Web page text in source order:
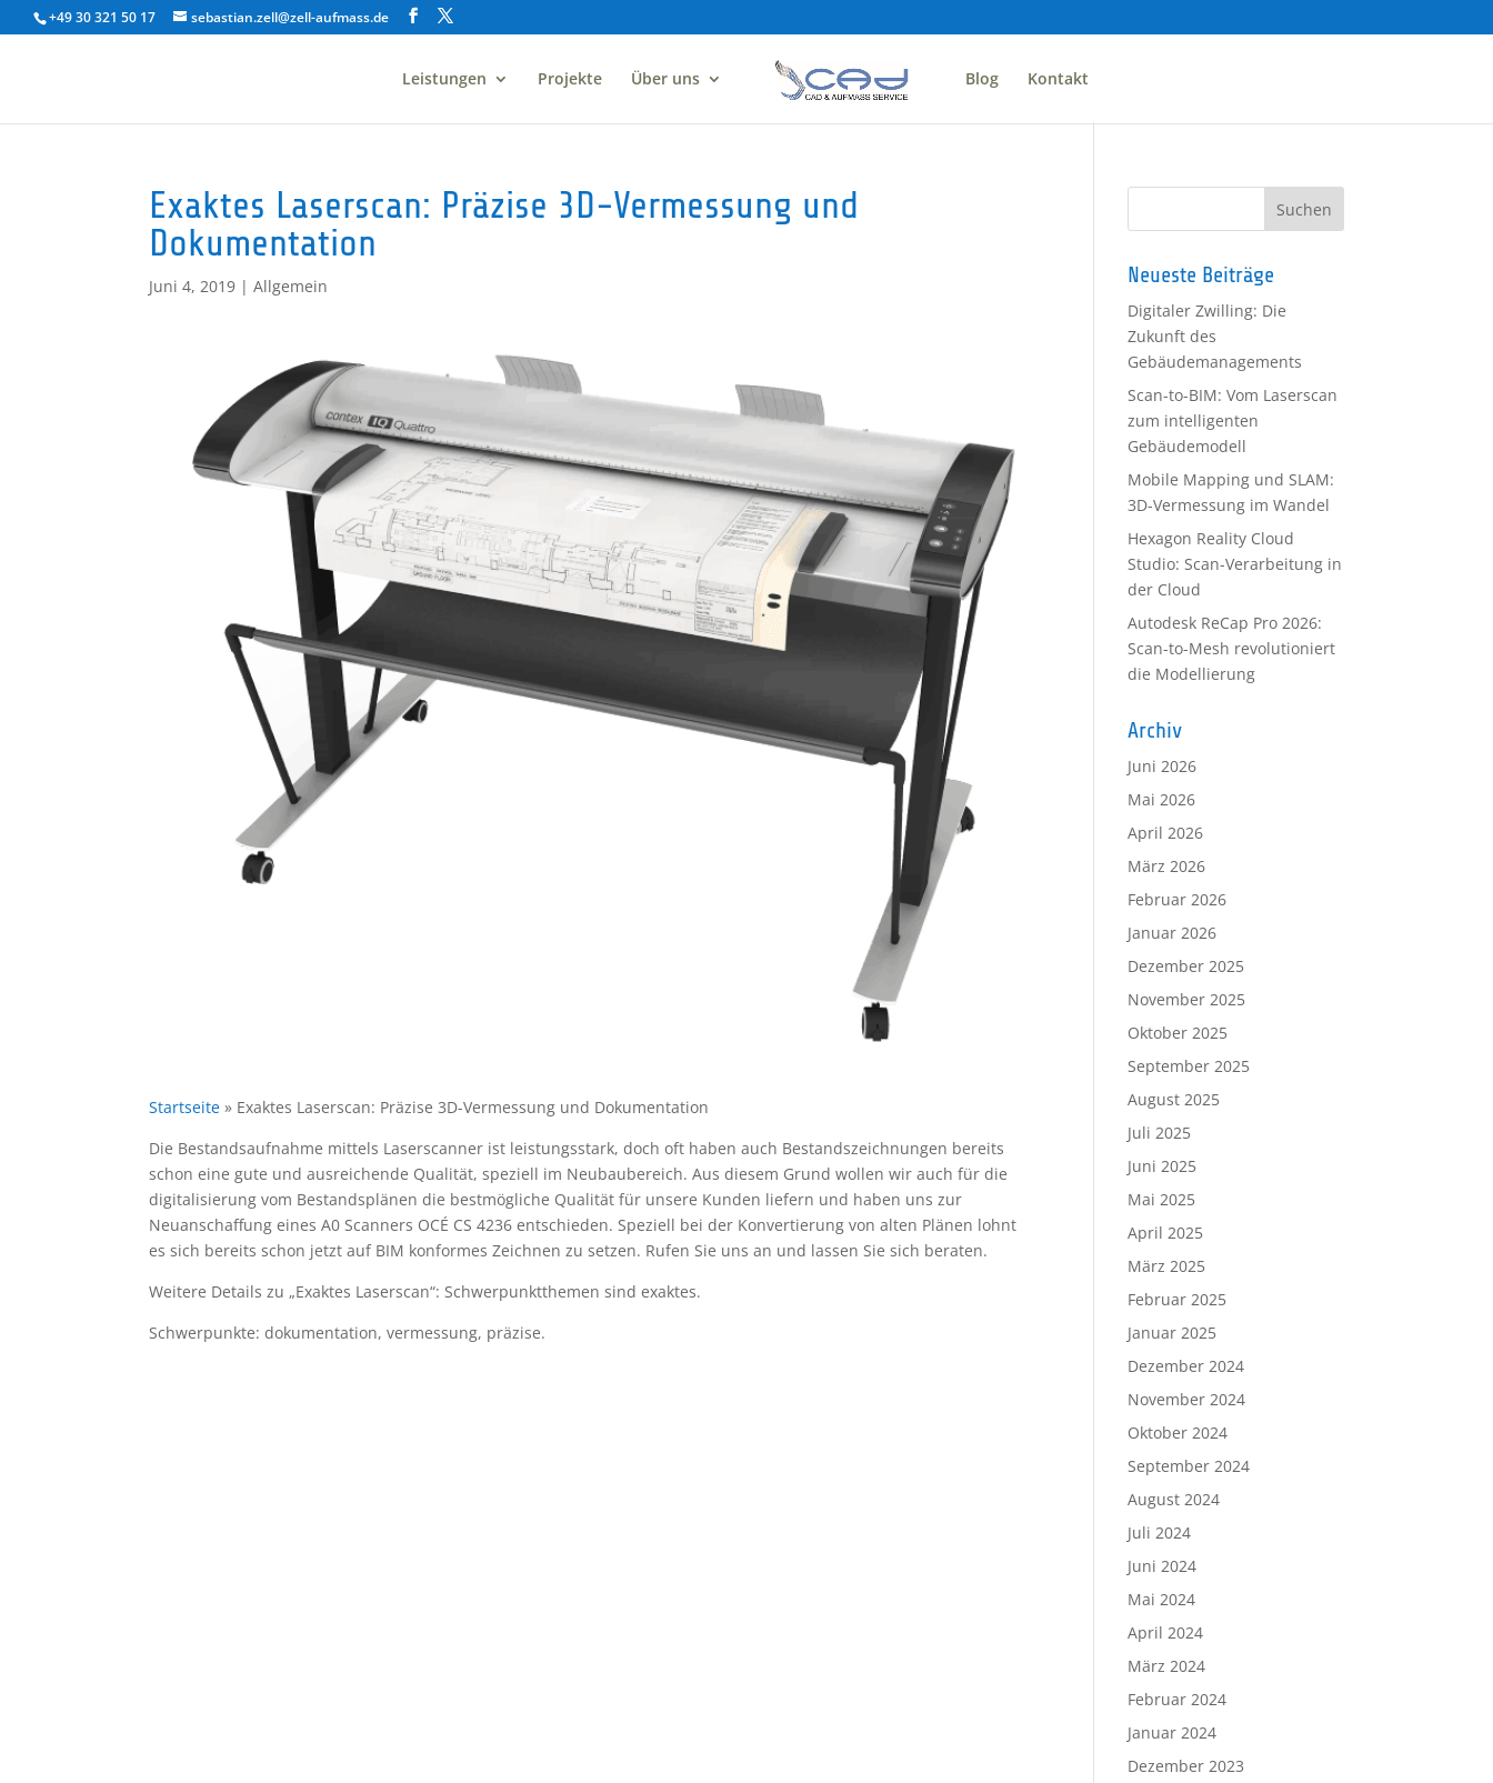
+49 30 321 50 17 sebastian.zell@zell-aufmass.de
Leistungen Projekte Über uns Blog Kontakt
Exaktes Laserscan: Präzise 3D-Vermessung und
Dokumentation
Juni 4, 2019 |Allgemein
Startseite » Exaktes Laserscan: Präzise 3D-Vermessung und Dokumentation
Die Bestandsaufnahme mittels Laserscanner ist leistungsstark, doch oft haben auch Bestandszeichnungen bereits
schon eine gute und ausreichende Qualität, speziell im Neubaubereich. Aus diesem Grund wollen wir auch für die
digitalisierung vom Bestandsplänen die bestmögliche Qualität für unsere Kunden liefern und haben uns zur
Neuanschaffung eines A0 Scanners OCÉ CS 4236 entschieden. Speziell bei der Konvertierung von alten Plänen lohnt
es sich bereits schon jetzt auf BIM konformes Zeichnen zu setzen. Rufen Sie uns an und lassen Sie sich beraten.
Weitere Details zu „Exaktes Laserscan“: Schwerpunktthemen sind exaktes.
Schwerpunkte: dokumentation, vermessung, präzise.
Neueste Beiträge
Digitaler Zwilling: Die
Zukunft des
Gebäudemanagements
Scan-to-BIM: Vom Laserscan
zum intelligenten
Gebäudemodell
Mobile Mapping und SLAM:
3D-Vermessung im Wandel
Hexagon Reality Cloud
Studio: Scan-Verarbeitung in
der Cloud
Autodesk ReCap Pro 2026:
Scan-to-Mesh revolutioniert
die Modellierung
Archiv
Juni 2026
Mai 2026
April 2026
März 2026
Februar 2026
Januar 2026
Dezember 2025
November 2025
Oktober 2025
September 2025
August 2025
Juli 2025
Juni 2025
Mai 2025
April 2025
März 2025
Februar 2025
Januar 2025
Dezember 2024
November 2024
Oktober 2024
September 2024
August 2024
Juli 2024
Juni 2024
Mai 2024
April 2024
März 2024
Februar 2024
Januar 2024
Dezember 2023